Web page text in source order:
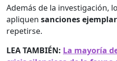
Además de la investigación,
apliquen sanciones
repetirse.
LEA TAMBIÉN: La mayoría